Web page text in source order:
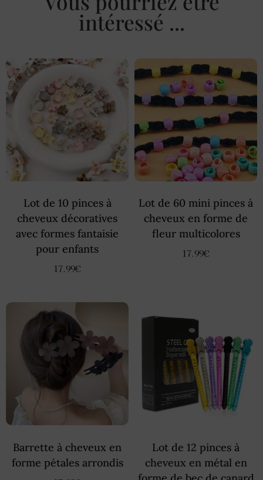
intéressé ...
Lot de 10 pinces à
cheveux décoratives
avec formes fantaisie
pour enfants
17.99€
Lot de 60 mini pinces à
cheveux en forme de
fleur multicolores
17.99€
Barrette à cheveux en
forme pétales arrondis
Lot de 12 pinces à
cheveux en métal en